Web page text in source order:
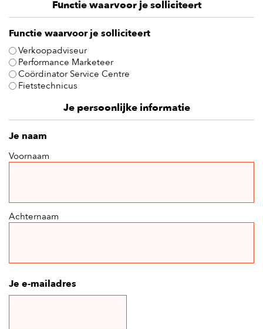
Functie waarvoor je solliciteert
Functie waarvoor je solliciteert
Verkoopadviseur
Performance Marketeer
Coördinator Service Centre
Fietstechnicus
Je persoonlijke informatie
Je naam
Voornaam
Achternaam
Je e-mailadres